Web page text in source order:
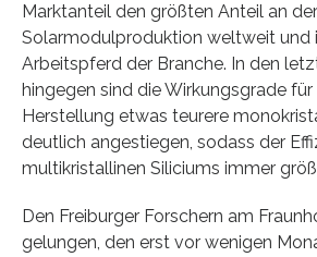
Marktanteil den größten Anteil an der
Solarmodulproduktion weltweit und
Arbeitspferd der Branche. In den
hingegen sind die Wirkungsgrade für
Herstellung etwas teurere
deutlich angestiegen, sodass der
multikristallinen Siliciums immer
Den Freiburger Forschern am
gelungen, den erst vor wenigen